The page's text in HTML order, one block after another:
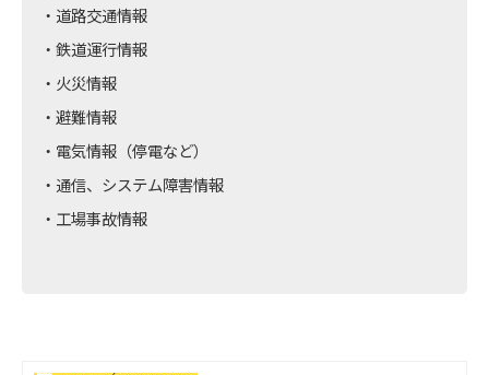
・道路交通情報
・鉄道運行情報
・火災情報
・避難情報
・電気情報（停電など）
・通信、システム障害情報
・工場事故情報